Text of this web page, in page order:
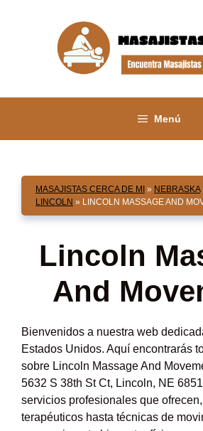
Menú
MASAJISTAS CERCA DE MI » NEBRASKA
LINCOLN » LINCOLN MASSAGE AND
Lincoln
And
Bienvenidos a nuestra web
Estados Unidos. Aquí encontrarás
sobre Lincoln Massage And
5632 S 38th St Ct, Lincoln, NE
servicios profesionales que
terapéuticos hasta técnicas de